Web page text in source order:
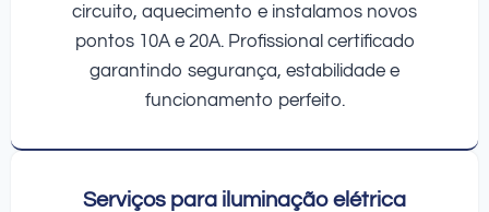
circuito, aquecimento e instalamos novos
pontos 10A e 20A. Profissional certificado
garantindo segurança, estabilidade e
funcionamento perfeito.
Serviços para iluminação elétrica